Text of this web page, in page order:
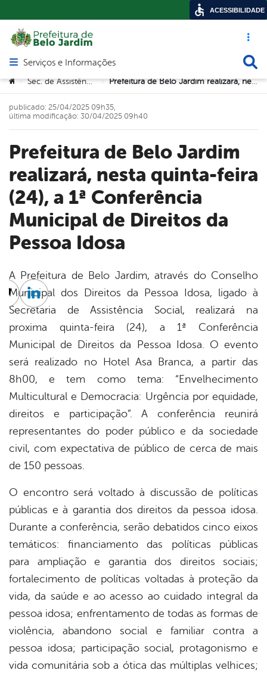
Acesso
Abrir menu principal de navegação
Serviços e Informações
Você está aqui:
> Sec. de Assistência Social > Prefeitura de Belo Jardim realizará, nesta quinta-feira (24), a 1ª Conferência Municipal de Direitos da Pessoa Idosa
Prefeitura de Belo Jardim
realizará, nesta quinta-feira
(24), a 1ª Conferência
Municipal de Direitos da
Pessoa Idosa
publicado: 25/04/2025 09h35,
última modificação: 30/04/2025 09h40
A Prefeitura de Belo Jardim, através do Conselho
Municipal dos Direitos da Pessoa Idosa, ligado à
Secretaria de Assistência Social, realizará na
proxima quinta-feira (24), a 1ª Conferência
Municipal de Direitos da Pessoa Idosa. O evento
será realizado no Hotel Asa Branca, a partir das
8h00, e tem como tema: “Envelhecimento
Multicultural e Democracia: Urgência por equidade,
direitos e participação”. A conferência reunirá
representantes do poder público e da sociedade
civil, com expectativa de público de cerca de mais
de 150 pessoas.
O encontro será voltado à discussão de políticas
públicas e à garantia dos direitos da pessoa idosa.
Durante a conferência, serão debatidos cinco eixos
temáticos: financiamento das políticas públicas
para ampliação e garantia dos direitos sociais;
fortalecimento de políticas voltadas à proteção da
vida, da saúde e ao acesso ao cuidado integral da
pessoa idosa; enfrentamento de todas as formas de
violência, abandono social e familiar contra a
pessoa idosa; participação social, protagonismo e
vida comunitária sob a ótica das múltiplas velhices;
TwitterLinkedin
ACESSIBILIDADE